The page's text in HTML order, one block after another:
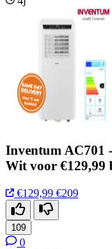
Inventum AC701
Wit voor €129,99
€129,99 €209
109
0